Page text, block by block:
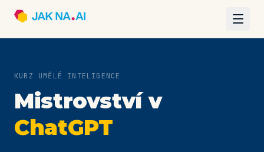
KURZ UMĚLÉ INTELIGENCE
Mistrovství v
ChatGPT